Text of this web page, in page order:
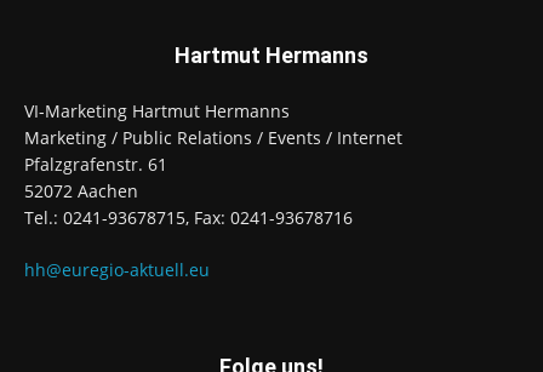
Hartmut Hermanns
VI-Marketing Hartmut Hermanns
Marketing / Public Relations / Events / Internet
Pfalzgrafenstr. 61
52072 Aachen
Tel.: 0241-93678715, Fax: 0241-93678716
hh@euregio-aktuell.eu
Folge uns!